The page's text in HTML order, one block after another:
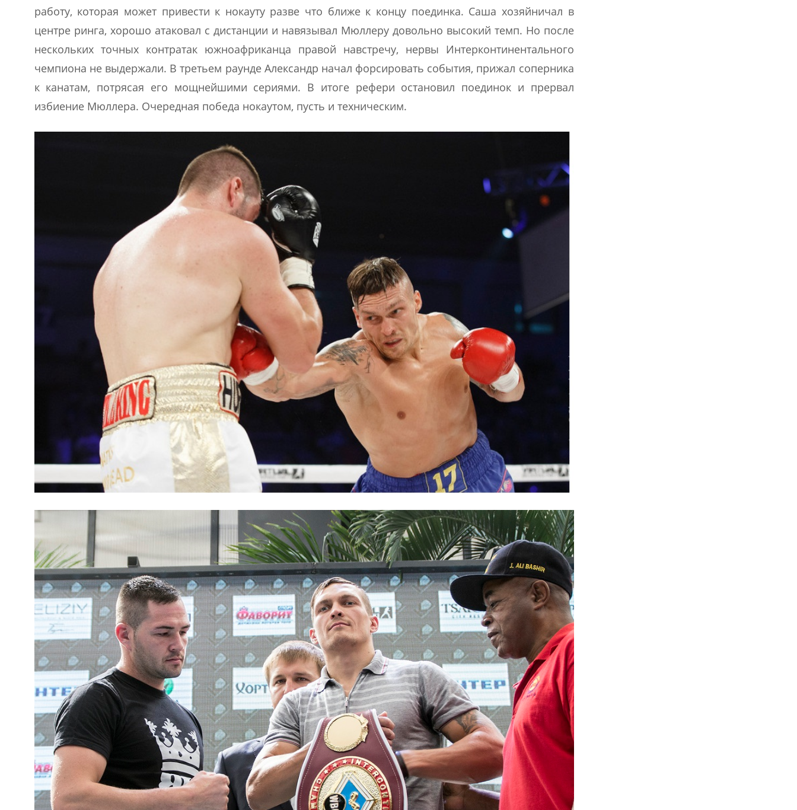
работу, которая может привести к нокауту разве что ближе к концу поединка. Саша хозяйничал в
центре ринга, хорошо атаковал с дистанции и навязывал Мюллеру довольно высокий темп. Но после
нескольких точных контратак южноафриканца правой навстречу, нервы Интерконтинентального
чемпиона не выдержали. В третьем раунде Александр начал форсировать события, прижал соперника
к канатам, потрясая его мощнейшими сериями. В итоге рефери остановил поединок и прервал
избиение Мюллера. Очередная победа нокаутом, пусть и техническим.